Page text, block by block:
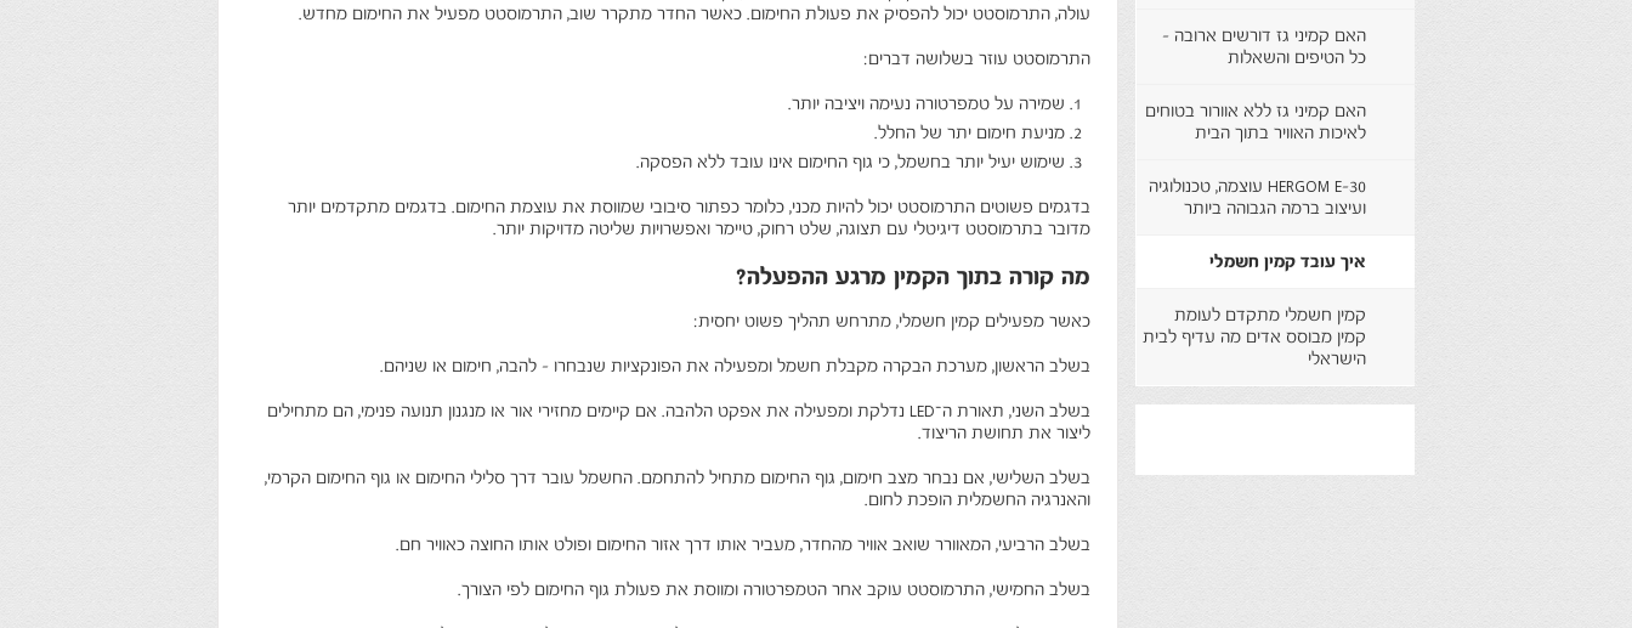
עולה, התרמוסטט יכול להפסיק את פעולת החימום. כאשר החדר מתקרר שוב, התרמוסטט מפעיל את החימום מחדש.
התרמוסטט עוזר בשלושה דברים:
שמירה על טמפרטורה נעימה ויציבה יותר.
מניעת חימום יתר של החלל.
שימוש יעיל יותר בחשמל, כי גוף החימום אינו עובד ללא הפסקה.
בדגמים פשוטים התרמוסטט יכול להיות מכני, כלומר כפתור סיבובי שמווסת את עוצמת החימום. בדגמים מתקדמים יותר
מדובר בתרמוסטט דיגיטלי עם תצוגה, שלט רחוק, טיימר ואפשרויות שליטה מדויקות יותר.
מה קורה בתוך הקמין מרגע ההפעלה?
כאשר מפעילים קמין חשמלי, מתרחש תהליך פשוט יחסית:
בשלב הראשון, מערכת הבקרה מקבלת חשמל ומפעילה את הפונקציות שנבחרו - להבה, חימום או שניהם.
בשלב השני, תאורת ה־LED נדלקת ומפעילה את אפקט הלהבה. אם קיימים מחזירי אור או מנגנון תנועה פנימי, הם מתחילים
ליצור את תחושת הריצוד.
בשלב השלישי, אם נבחר מצב חימום, גוף החימום מתחיל להתחמם. החשמל עובר דרך סלילי החימום או גוף החימום הקרמי,
והאנרגיה החשמלית הופכת לחום.
בשלב הרביעי, המאוורר שואב אוויר מהחדר, מעביר אותו דרך אזור החימום ופולט אותו החוצה כאוויר חם.
בשלב החמישי, התרמוסטט עוקב אחר הטמפרטורה ומווסת את פעולת גוף החימום לפי הצורך.
האם קמיני גז דורשים ארובה -
כל הטיפים והשאלות
האם קמיני גז ללא אוורור בטוחים
לאיכות האוויר בתוך הבית
HERGOM E-30 עוצמה, טכנולוגיה
ועיצוב ברמה הגבוהה ביותר
איך עובד קמין חשמלי
קמין חשמלי מתקדם לעומת
קמין מבוסס אדים מה עדיף לבית
הישראלי